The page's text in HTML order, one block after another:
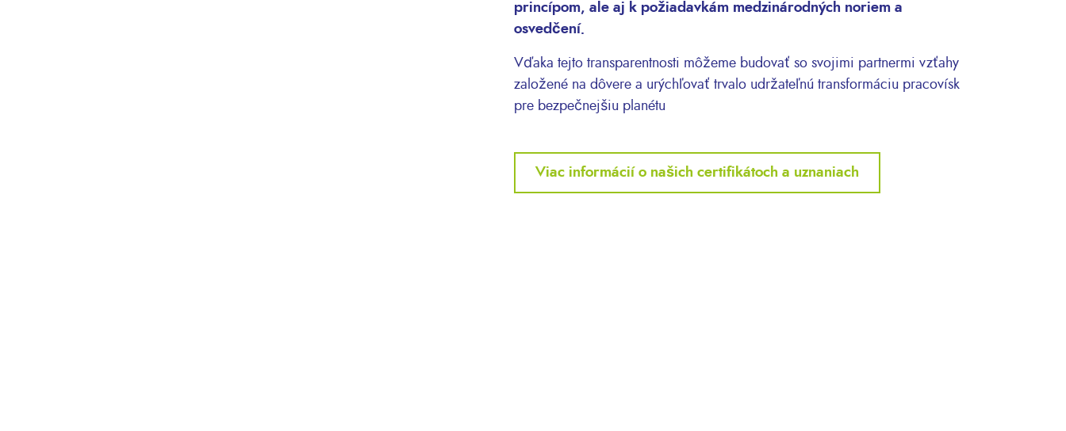
princípom, ale aj k požiadavkám medzinárodných noriem a
osvedčení.
Vďaka tejto transparentnosti môžeme budovať so svojimi partnermi vzťahy
založené na dôvere a urýchľovať trvalo udržateľnú transformáciu pracovísk
pre bezpečnejšiu planétu
Viac informácií o našich certifikátoch a uznaniach